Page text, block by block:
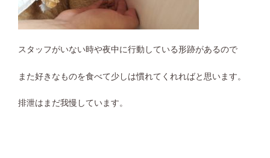
スタッフがいない時や夜中に行動している形跡があるので
また好きなものを食べて少しは慣れてくれればと思います。
排泄はまだ我慢しています。